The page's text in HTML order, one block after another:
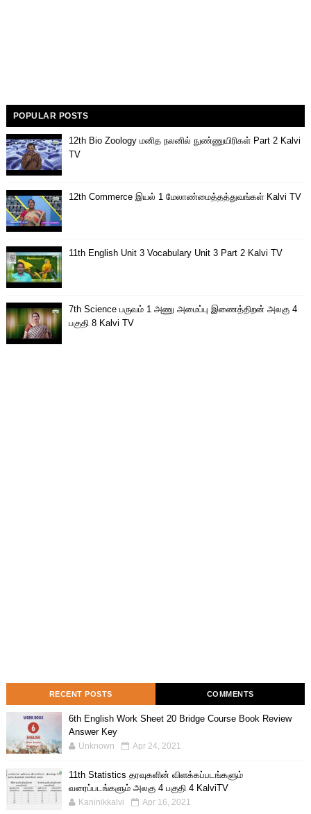
POPULAR POSTS
12th Bio Zoology மனித நலனில் நுண்ணுயிரிகள் Part 2 Kalvi
TV
12th Commerce இயல் 1 மேலாண்மைத்தத்துவங்கள் Kalvi TV
11th English Unit 3 Vocabulary Unit 3 Part 2 Kalvi TV
7th Science பருவம் 1 அணு அமைப்பு இணைத்திறன் அலகு 4
பகுதி 8 Kalvi TV
RECENT POSTS COMMENTS
6th English Work Sheet 20 Bridge Course Book Review
Answer Key
Unknown Apr 24, 2021
11th Statistics தரவுகளின் விளக்கப்படங்களும்
வரைப்படங்களும் அலகு 4 பகுதி 4 KalviTV
Kaninikkalvi Apr 16, 2021